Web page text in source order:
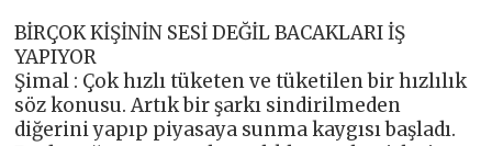
BİRÇOK KİŞİNİN SESİ DEĞİL BACAKLARI İŞ
YAPIYOR
Şimal : Çok hızlı tüketen ve tüketilen bir hızlılık
söz konusu. Artık bir şarkı sindirilmeden
diğerini yapıp piyasaya sunma kaygısı başladı.